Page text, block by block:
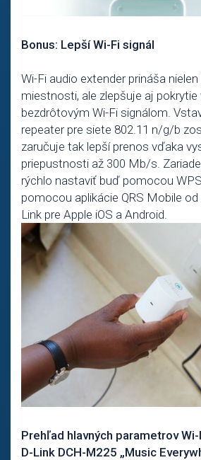
Bonus: Lepší Wi-Fi signál
Wi-Fi audio extender prináša
miestnosti, ale zlepšuje aj
bezdrôtovým Wi-Fi signálom.
repeater pre siete 802.11 n/g/b
zaručuje tak lepší prenos vďaka
priepustnosti až 300 Mb/s.
rýchlo nastaviť buď pomocou
pomocou aplikácie QRS Mobile
Link pre Apple iOS a Android.
Prehľad hlavných parametrov
D-Link DCH-M225 „Music